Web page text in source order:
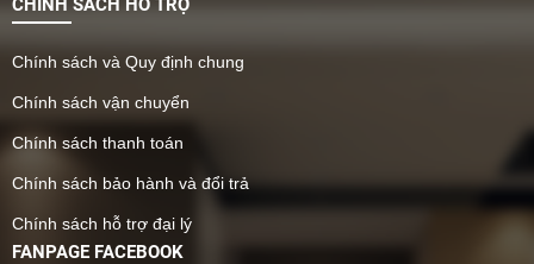
Chính sách và Quy định chung
Chính sách vận chuyển
Chính sách thanh toán
Chính sách bảo hành và đổi trả
Chính sách hỗ trợ đại lý
FANPAGE FACEBOOK